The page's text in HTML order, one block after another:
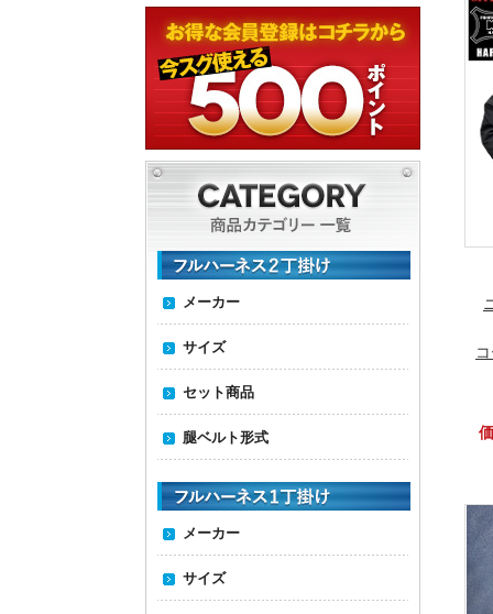
メーカー
サイズ
セット商品
腿ベルト形式
メーカー
サイズ